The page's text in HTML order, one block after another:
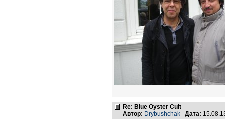
Re: Blue Oyster Cult
Автор: Drybushchak Дата: